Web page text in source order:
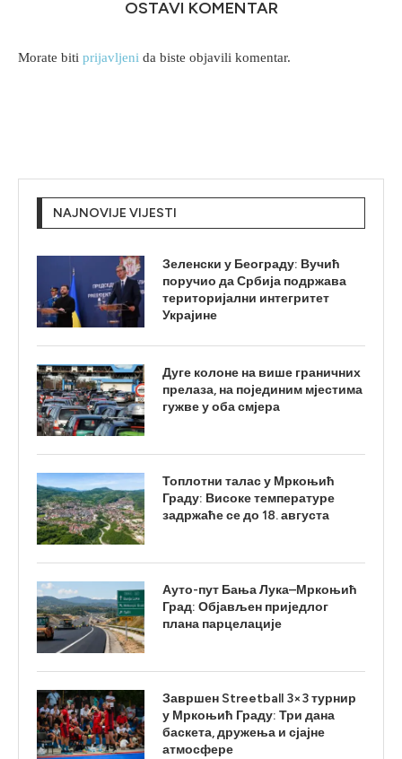
OSTAVI KOMENTAR
Morate biti prijavljeni da biste objavili komentar.
NAJNOVIJE VIJESTI
Зеленски у Београду: Вучић
поручио да Србија подржава
територијални интегритет
Украјине
Дуге колоне на више граничних
прелаза, на појединим мјестима
гужве у оба смјера
Топлотни талас у Мркоњић
Граду: Високе температуре
задржаће се до 18. августа
Ауто-пут Бања Лука–Мркоњић
Град: Објављен приједлог
плана парцелације
Завршен Streetball 3×3 турнир
у Мркоњић Граду: Три дана
баскета, дружења и сјајне
атмосфере